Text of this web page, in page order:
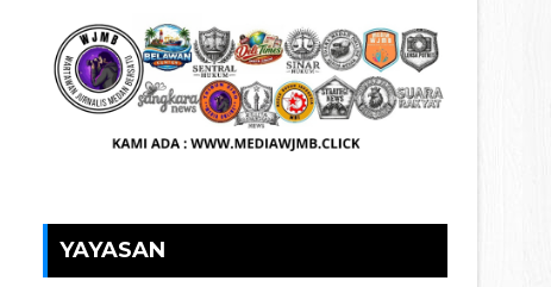
YAYASAN